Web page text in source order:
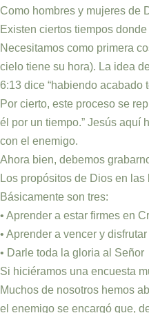
Como hombres y mujeres de
Existen ciertos tiempos
Necesitamos como primera
cielo tiene su hora). La idea
6:13 dice “habiendo acabado
Por cierto, este proceso se
él por un tiempo.” Jesús aquí
con el enemigo.
Ahora bien, debemos
Los propósitos de Dios en
Básicamente son tres:
• Aprender a estar firmes en
• Aprender a vencer y
• Darle toda la gloria al Señor
Si hiciéramos una encuesta
Muchos de nosotros hemos
el enemigo se encargó que,